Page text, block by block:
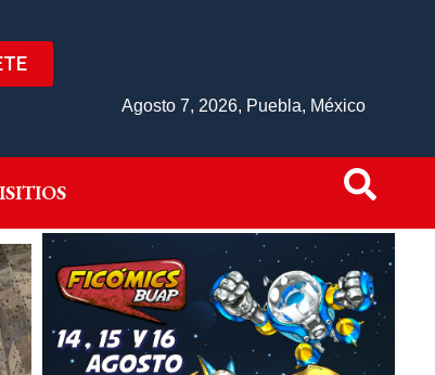
Agosto 7, 2026, Puebla, México
MINISITIOS